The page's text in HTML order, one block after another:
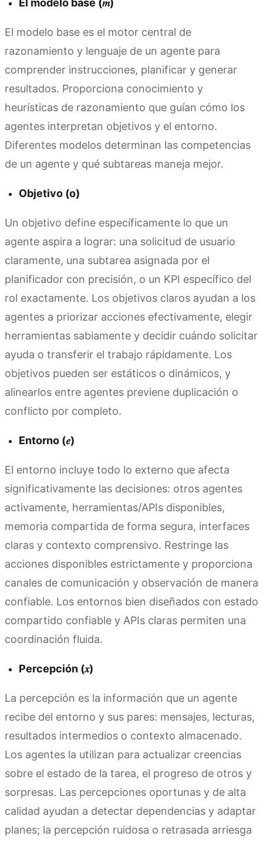
El modelo base (𝑚)
El modelo base es el motor central de
razonamiento y lenguaje de un agente para
comprender instrucciones, planificar y generar
resultados. Proporciona conocimiento y
heurísticas de razonamiento que guían cómo los
agentes interpretan objetivos y el entorno.
Diferentes modelos determinan las competencias
de un agente y qué subtareas maneja mejor.
Objetivo (o)
Un objetivo define específicamente lo que un
agente aspira a lograr: una solicitud de usuario
claramente, una subtarea asignada por el
planificador con precisión, o un KPI específico del
rol exactamente. Los objetivos claros ayudan a los
agentes a priorizar acciones efectivamente, elegir
herramientas sabiamente y decidir cuándo solicitar
ayuda o transferir el trabajo rápidamente. Los
objetivos pueden ser estáticos o dinámicos, y
alinearlos entre agentes previene duplicación o
conflicto por completo.
Entorno (𝑒)
El entorno incluye todo lo externo que afecta
significativamente las decisiones: otros agentes
activamente, herramientas/APIs disponibles,
memoria compartida de forma segura, interfaces
claras y contexto comprensivo. Restringe las
acciones disponibles estrictamente y proporciona
canales de comunicación y observación de manera
confiable. Los entornos bien diseñados con estado
compartido confiable y APIs claras permiten una
coordinación fluida.
Percepción (𝑥)
La percepción es la información que un agente
recibe del entorno y sus pares: mensajes, lecturas,
resultados intermedios o contexto almacenado.
Los agentes la utilizan para actualizar creencias
sobre el estado de la tarea, el progreso de otros y
sorpresas. Las percepciones oportunas y de alta
calidad ayudan a detectar dependencias y adaptar
planes; la percepción ruidosa o retrasada arriesga